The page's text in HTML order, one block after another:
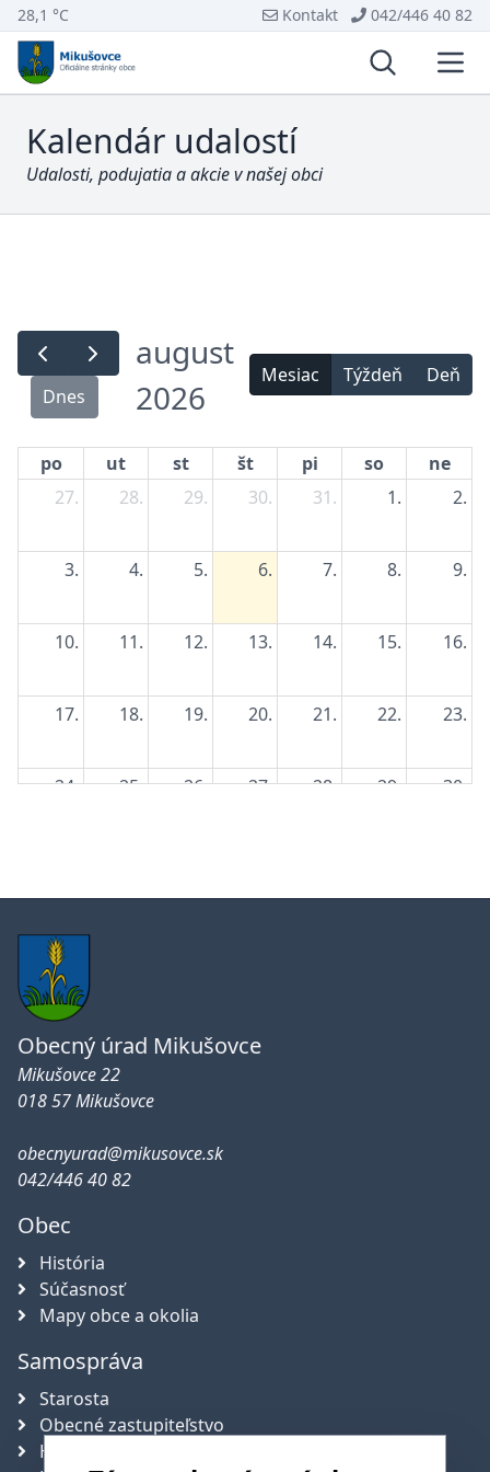
28,1 °C Kontakt 042/446 40 82
Vyhľadávanie
Kalendár udalostí
Udalosti, podujatia a akcie v našej obci
Dnes
august
2026
Mesiac Týždeň Deň
po ut st št pi so
ne
27.
28. 29. 30. 31. 1. 2.
3. 4. 5. 6. 7. 8. 9.
10. 11. 12. 13. 14. 15. 16.
17. 18. 19. 20. 21. 22. 23.
24. 25. 26. 27. 28. 29. 30.
Obecný úrad Mikušovce
Mikušovce 22
018 57 Mikušovce
obecnyurad@mikusovce.sk
042/446 40 82
Obec
História
Súčasnosť
Mapy obce a okolia
Samospráva
Starosta
Obecné zastupiteľstvo
Hlavný kontrolór obce